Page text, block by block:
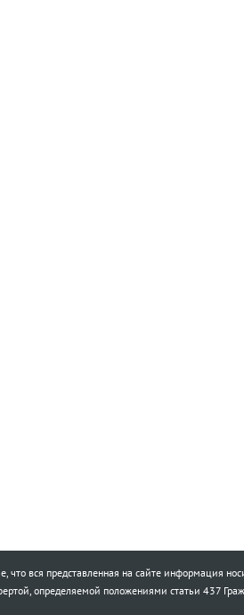
вся представленная на сайте информация
определяемой положениями статьи 437